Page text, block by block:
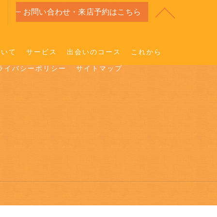
お問い合わせ・来店予約はこちら
て サービス 出会いのコース これから
イバシーポリシー サイトマップ